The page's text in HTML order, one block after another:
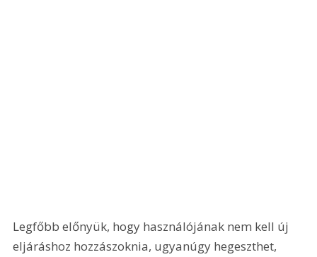
Legfőbb előnyük, hogy használójának nem kell új
eljáráshoz hozzászoknia, ugyanúgy hegeszthet,